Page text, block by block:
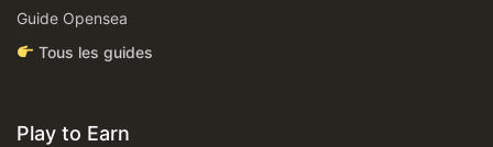
Guide Opensea
Tous les guides
Play to Earn